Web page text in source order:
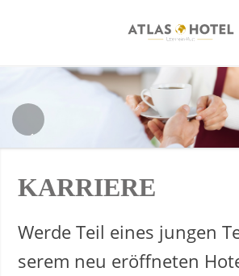
KAR­RIE­RE
Werde Teil eines jun­gen
se­rem neu er­öff­ne­ten